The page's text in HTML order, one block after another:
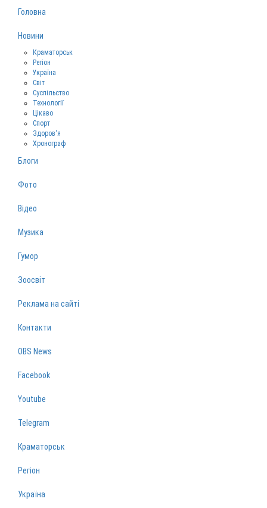
Головна
Новини
Краматорськ
Регіон
Україна
Світ
Суспільство
Технології
Цікаво
Спорт
Здоров‘я
Хронограф
Блоги
Фото
Відео
Музика
Гумор
Зоосвіт
Реклама на сайті
Контакти
OBS News
Facebook
Youtube
Telegram
Краматорськ
Регіон
Україна